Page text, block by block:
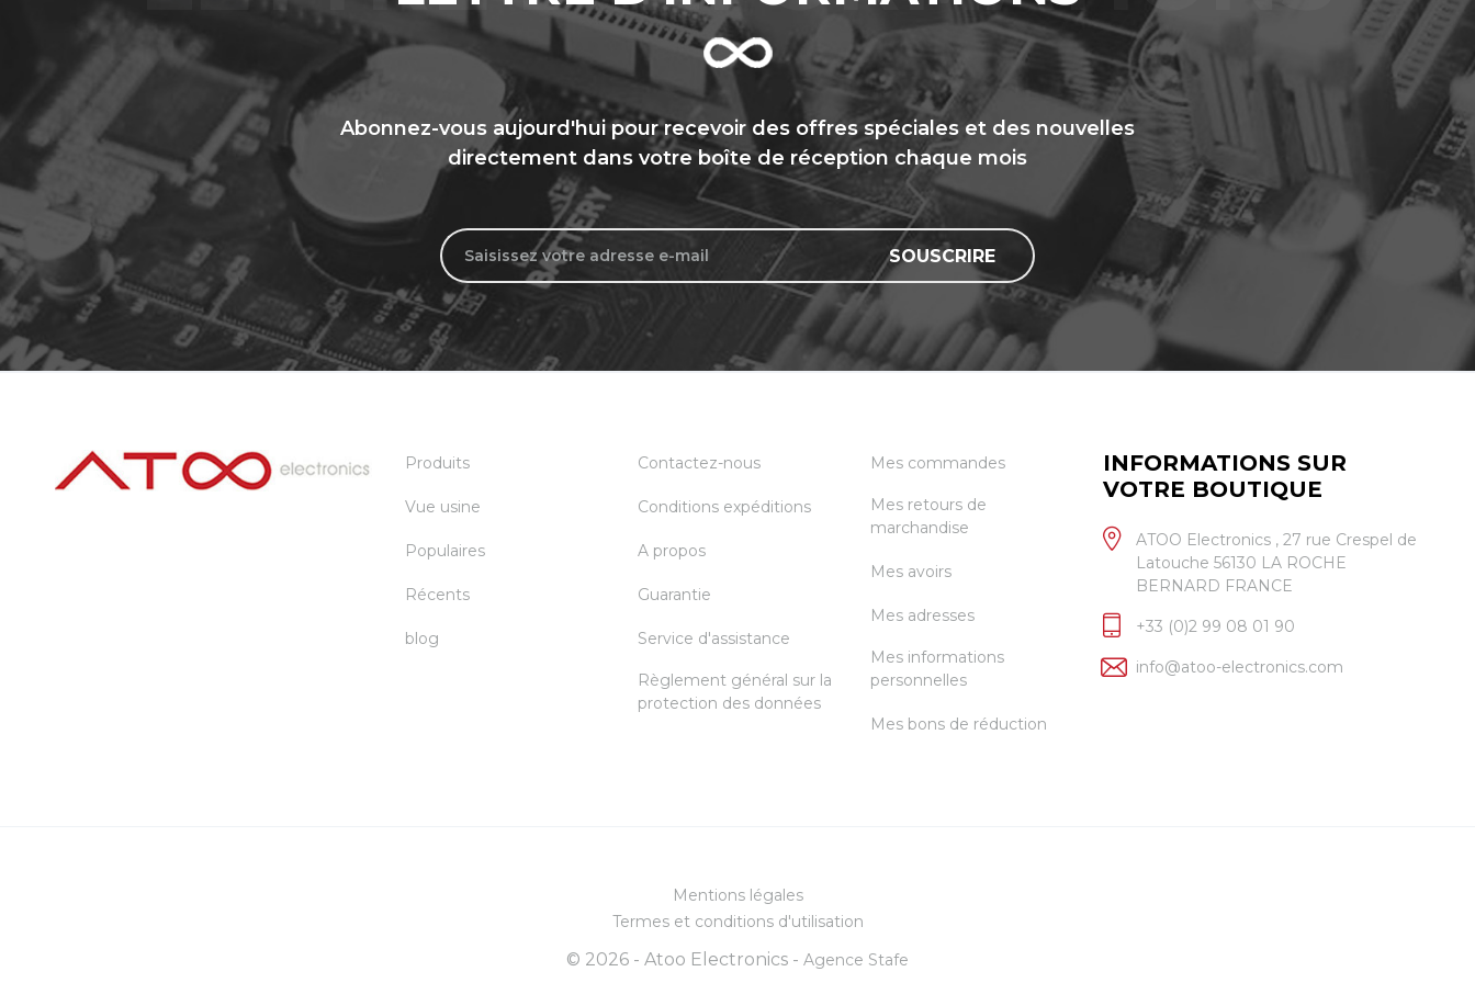
Abonnez-vous aujourd'hui pour recevoir des offres spéciales et des nouvelles
directement dans votre boîte de réception chaque mois
SOUSCRIRE
Produits
Vue usine
Populaires
Récents
blog
Contactez-nous
Conditions expéditions
A propos
Guarantie
Service d'assistance
Règlement général sur la
protection des données
Mes commandes
Mes retours de
marchandise
Mes avoirs
Mes adresses
Mes informations
personnelles
Mes bons de réduction
INFORMATIONS SUR
VOTRE BOUTIQUE
ATOO Electronics , 27 rue Crespel de
Latouche 56130 LA ROCHE
BERNARD FRANCE
+33 (0)2 99 08 01 90
info@atoo-electronics.com
Mentions légales
Termes et conditions d'utilisation
© 2026 - Atoo Electronics - Agence Stafe